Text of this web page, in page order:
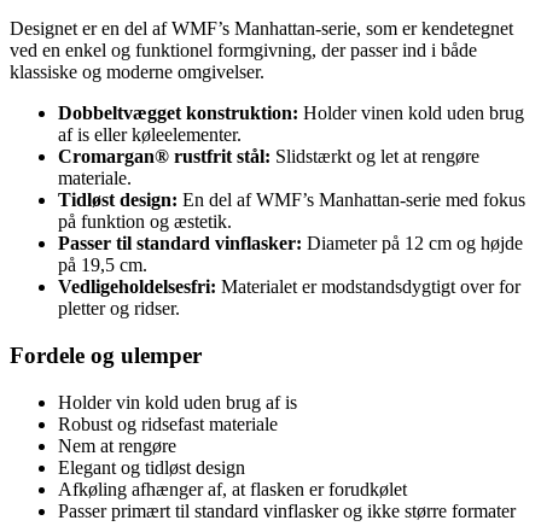
Designet er en del af WMF’s Manhattan-serie, som er kendetegnet
ved en enkel og funktionel formgivning, der passer ind i både
klassiske og moderne omgivelser.
Dobbeltvægget konstruktion: Holder vinen kold uden brug
af is eller køleelementer.
Cromargan® rustfrit stål: Slidstærkt og let at rengøre
materiale.
Tidløst design: En del af WMF’s Manhattan-serie med fokus
på funktion og æstetik.
Passer til standard vinflasker: Diameter på 12 cm og højde
på 19,5 cm.
Vedligeholdelsesfri: Materialet er modstandsdygtigt over for
pletter og ridser.
Fordele og ulemper
Holder vin kold uden brug af is
Robust og ridsefast materiale
Nem at rengøre
Elegant og tidløst design
Afkøling afhænger af, at flasken er forudkølet
Passer primært til standard vinflasker og ikke større formater